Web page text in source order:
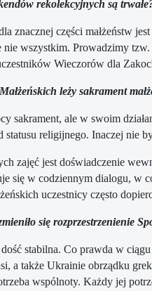
rekolekcyjnych są
znacznej części małżeństw
wszystkim. Prowadzimy
Wieczorów dla
leży sakrament
sakrament, ale w swoim
statusu religijnego. Inaczej nie
zajęć jest doświadczenie
się w codziennym dialogu, w
uczestnicy często
się rozprzestrzenienie
stabilna. Co prawda w
a także Ukrainie obrządku
wspólnoty. Każdy jej